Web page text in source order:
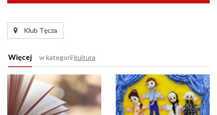
Klub Tęcza
Więcej w kategoriikultura